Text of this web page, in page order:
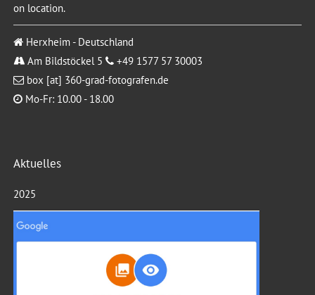
on location.
Herxheim - Deutschland
Am Bildstöckel 5
+49 1577 57 30003
box [at] 360-grad-fotografen.de
Mo-Fr: 10.00 - 18.00
Aktuelles
2025